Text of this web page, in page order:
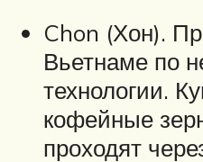
Chon (Хон).
Вьетнаме по
технологии.
кофейные
проходят